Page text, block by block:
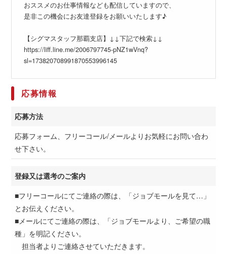
おススメのお仕事情報なども配信していますので、
是非この機会にお友達登録をお願いいたします♪
【シグマスタッフ那覇支店】↓↓下記で検索↓↓
https://liff.line.me/2006797745-pNZ1wVnq?
sl=173820708991870553996145
応募情報
応募方法
応募フォーム、フリーコール/メールよりお気軽にお問い合わ
せ下さい。
登録又は選考のご案内
■フリーコールにてご連絡の際は、「ジョブモールを見て…」
とお伝えください。
■メールにてご連絡の際は、「ジョブモールより、ご希望の職
種」を明記ください。
担当者よりご連絡させていただきます。